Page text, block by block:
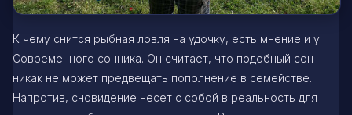
К чему снится рыбная ловля на удочку, есть мнение и у
Современного сонника. Он считает, что подобный сон
никак не может предвещать пополнение в семействе.
Напротив, сновидение несет с собой в реальность для